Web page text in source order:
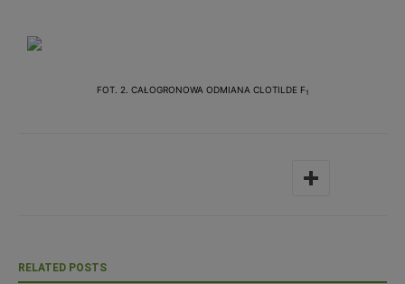
FOT. 2. CAŁOGRONOWA ODMIANA CLOTILDE F1
RELATED POSTS